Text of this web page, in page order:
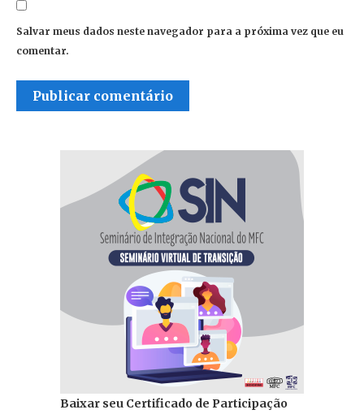
Salvar meus dados neste navegador para a próxima vez que eu
comentar.
Baixar seu Certificado de Participação